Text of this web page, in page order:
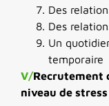
Des
Des
Un
temporaire
V/Recrutement
niveau de